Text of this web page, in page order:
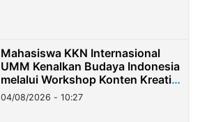
Mahasiswa KKN Internasional
UMM Kenalkan Budaya Indonesia
melalui Workshop Konten Kreatif
di Taiwan
04/08/2026 - 10:27